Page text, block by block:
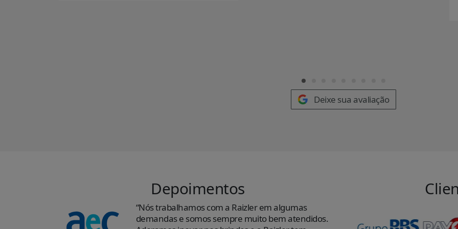
Deixe sua avaliação
Depoimentos
“Nós trabalhamos com a Raizler em algumas
demandas e somos sempre muito bem atendidos.